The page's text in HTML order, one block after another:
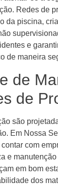
Redes de
da piscina,
e
de maneira
de
de
são
Em Nossa
com
e
em bom
dos